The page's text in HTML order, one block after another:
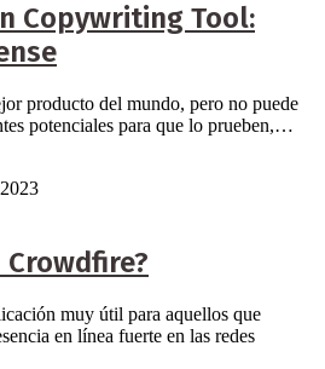
Copywriting Tool:
producto del mundo, pero no puede
potenciales para que lo prueben,…
Crowdfire?
muy útil para aquellos que
en línea fuerte en las redes